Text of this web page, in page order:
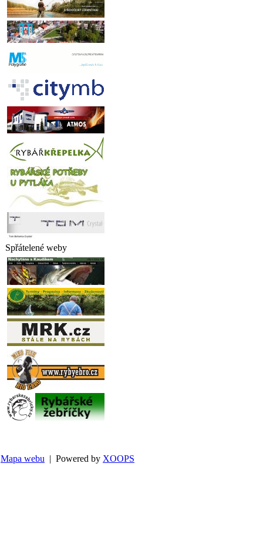
Spřátelené weby
Mapa webu | Powered by XOOPS